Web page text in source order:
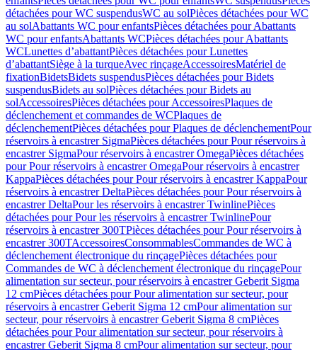
détachées pour WC suspendusWC au solPièces détachées pour WC
au solAbattants WC pour enfantsPièces détachées pour Abattants
WC pour enfantsAbattants WCPièces détachées pour Abattants
WCLunettes d’abattantPièces détachées pour Lunettes
d’abattantSiège à la turqueAvec rinçageAccessoiresMatériel de
fixationBidetsBidets suspendusPièces détachées pour Bidets
suspendusBidets au solPièces détachées pour Bidets au
solAccessoiresPièces détachées pour AccessoiresPlaques de
déclenchement et commandes de WCPlaques de
déclenchementPièces détachées pour Plaques de déclenchementPour
réservoirs à encastrer SigmaPièces détachées pour Pour réservoirs à
encastrer SigmaPour réservoirs à encastrer OmegaPièces détachées
pour Pour réservoirs à encastrer OmegaPour réservoirs à encastrer
KappaPièces détachées pour Pour réservoirs à encastrer KappaPour
réservoirs à encastrer DeltaPièces détachées pour Pour réservoirs à
encastrer DeltaPour les réservoirs à encastrer TwinlinePièces
détachées pour Pour les réservoirs à encastrer TwinlinePour
réservoirs à encastrer 300TPièces détachées pour Pour réservoirs à
encastrer 300TAccessoiresConsommablesCommandes de WC à
déclenchement électronique du rinçagePièces détachées pour
Commandes de WC à déclenchement électronique du rinçagePour
alimentation sur secteur, pour réservoirs à encastrer Geberit Sigma
12 cmPièces détachées pour Pour alimentation sur secteur, pour
réservoirs à encastrer Geberit Sigma 12 cmPour alimentation sur
secteur, pour réservoirs à encastrer Geberit Sigma 8 cmPièces
détachées pour Pour alimentation sur secteur, pour réservoirs à
encastrer Geberit Sigma 8 cmPour alimentation sur secteur, pour